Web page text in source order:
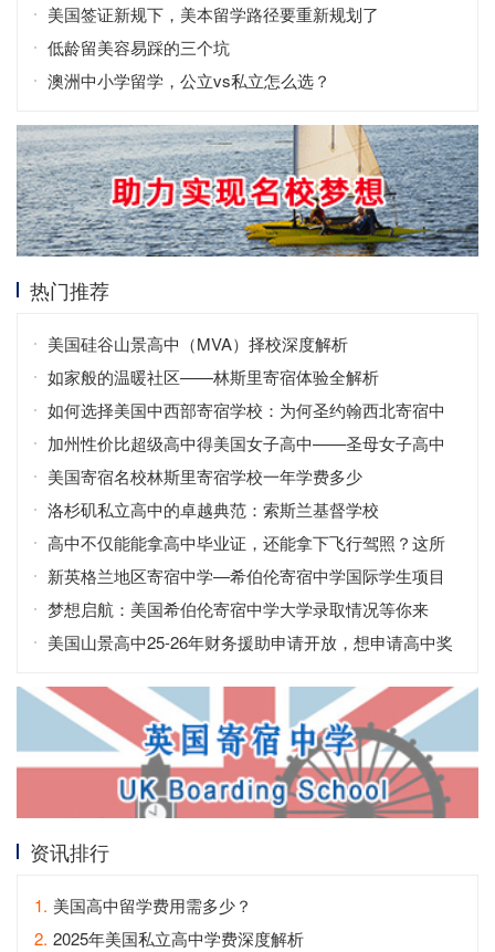
美国签证新规下，美本留学路径要重新规划了
低龄留美容易踩的三个坑
澳洲中小学留学，公立vs私立怎么选？
热门推荐
美国硅谷山景高中（MVA）择校深度解析
如家般的温暖社区——林斯里寄宿体验全解析
如何选择美国中西部寄宿学校：为何圣约翰西北寄宿中
学会脱颖而出
加州性价比超级高中得美国女子高中——圣母女子高中
美国寄宿名校林斯里寄宿学校一年学费多少
洛杉矶私立高中的卓越典范：索斯兰基督学校
高中不仅能能拿高中毕业证，还能拿下飞行驾照？这所
学校不简单！
新英格兰地区寄宿中学—希伯伦寄宿中学国际学生项目
亮点
梦想启航：美国希伯伦寄宿中学大学录取情况等你来
看！
美国山景高中25-26年财务援助申请开放，想申请高中奖
资讯排行
1. 美国高中留学费用需多少？
2. 2025年美国私立高中学费深度解析